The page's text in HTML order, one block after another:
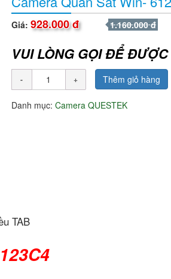
Giá: 928.000 đ 1.160.000 đ
VUI LÒNG GỌI ĐỂ ĐƯỢC
Thêm giỏ hàng
Danh mục: Camera QUESTEK
TAB